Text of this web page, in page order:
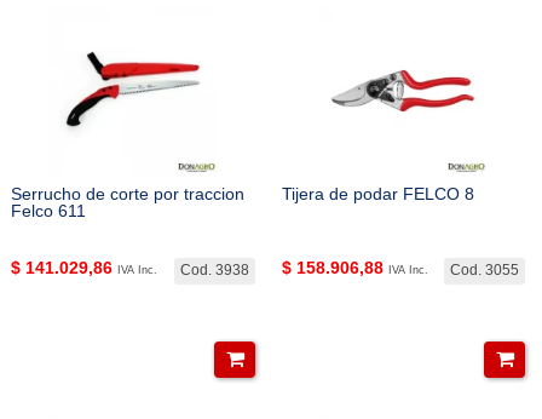
Serrucho de corte por traccion
Felco 611
Cod. 3938
$ 141.029,86 IVA Inc.
Tijera de podar FELCO 8
Cod. 3055
$ 158.906,88 IVA Inc.